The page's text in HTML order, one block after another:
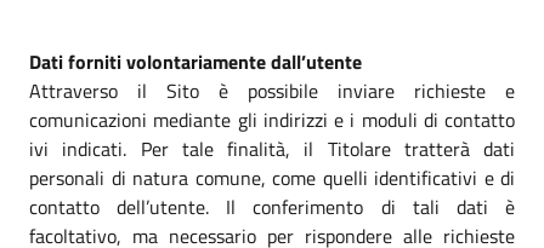
Dati forniti volontariamente dall’utente
Attraverso il Sito è possibile inviare richieste e
comunicazioni mediante gli indirizzi e i moduli di contatto
ivi indicati. Per tale finalità, il Titolare tratterà dati
personali di natura comune, come quelli identificativi e di
contatto dell’utente. Il conferimento di tali dati è
facoltativo, ma necessario per rispondere alle richieste